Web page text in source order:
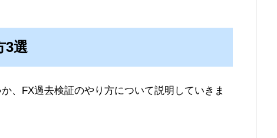
3選
、FX過去検証のやり方について説明していきま